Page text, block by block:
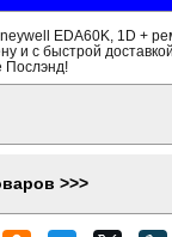
EDA60K, 1D +
и с быстрой
Послэнд!
>>>